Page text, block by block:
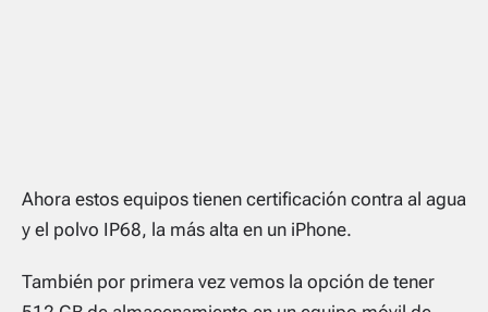
Ahora estos equipos tienen certificación contra al agua
y el polvo IP68, la más alta en un iPhone.
También por primera vez vemos la opción de tener